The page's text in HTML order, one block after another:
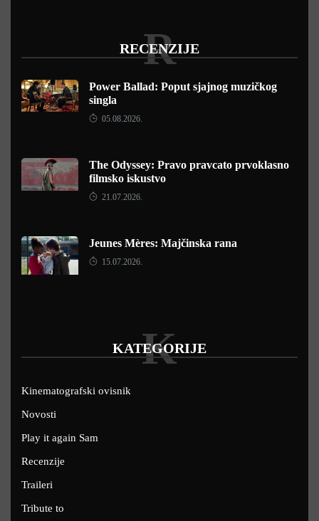
RECENZIJE
R
Power Ballad: Poput sjajnog muzičkog
singla
05.08.2026.
The Odyssey: Pravo pravcato prvoklasno
filmsko iskustvo
21.07.2026.
Jeunes Mères: Majčinska rana
15.07.2026.
KATEGORIJE
K
Kinematografski ovisnik
Novosti
Play it again Sam
Recenzije
Traileri
Tribute to